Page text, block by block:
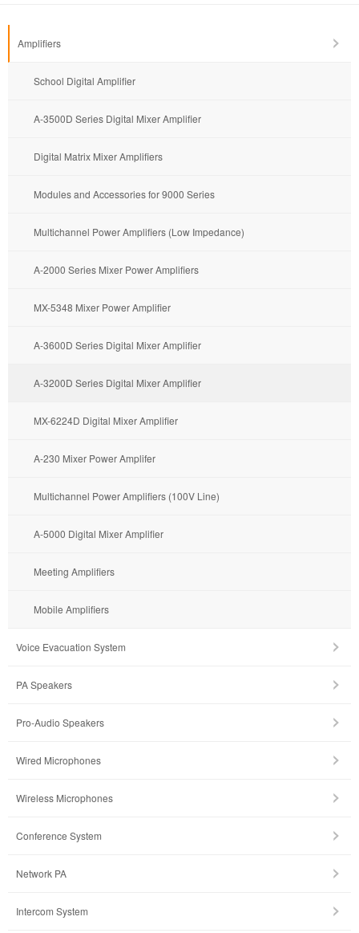
Amplifiers
School Digital Amplifier
A-3500D Series Digital Mixer Amplifier
Digital Matrix Mixer Amplifiers
Modules and Accessories for 9000 Series
Multichannel Power Amplifiers (Low Impedance)
A-2000 Series Mixer Power Amplifiers
MX-5348 Mixer Power Amplifier
A-3600D Series Digital Mixer Amplifier
A-3200D Series Digital Mixer Amplifier
MX-6224D Digital Mixer Amplifier
A-230 Mixer Power Amplifer
Multichannel Power Amplifiers (100V Line)
A-5000 Digital Mixer Amplifier
Meeting Amplifiers
Mobile Amplifiers
Voice Evacuation System
PA Speakers
Pro-Audio Speakers
Wired Microphones
Wireless Microphones
Conference System
Network PA
Intercom System